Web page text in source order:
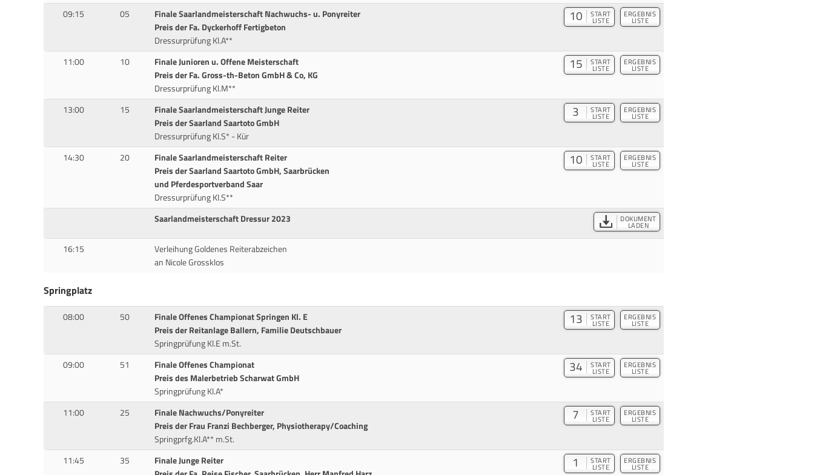
09:15 05
Finale Saarlandmeisterschaft Nachwuchs- u. Ponyreiter
Preis der Fa. Dyckerhoff Fertigbeton
Dressurprüfung Kl.A**
10 START
LISTE
ERGEBNIS
LISTE
11:00 10
Finale Junioren u. Offene Meisterschaft
Preis der Fa. Gross-th-Beton GmbH & Co, KG
Dressurprüfung Kl.M**
15 START
LISTE
ERGEBNIS
LISTE
13:00 15
Finale Saarlandmeisterschaft Junge Reiter
Preis der Saarland Saartoto GmbH
Dressurprüfung Kl.S* - Kür
3 START
LISTE
ERGEBNIS
LISTE
14:30 20
Finale Saarlandmeisterschaft Reiter
Preis der Saarland Saartoto GmbH, Saarbrücken
und Pferdesportverband Saar
Dressurprüfung Kl.S**
10 START
LISTE
ERGEBNIS
LISTE
Saarlandmeisterschaft Dressur 2023 DOKUMENT
LADEN
16:15
Verleihung Goldenes Reiterabzeichen
an Nicole Grossklos
Springplatz
08:00 50
Finale Offenes Championat Springen Kl. E
Preis der Reitanlage Ballern, Familie Deutschbauer
Springprüfung Kl.E m.St.
13 START
LISTE
ERGEBNIS
LISTE
09:00 51
Finale Offenes Championat
Preis des Malerbetrieb Scharwat GmbH
Springprüfung Kl.A*
34 START
LISTE
ERGEBNIS
LISTE
11:00 25
Finale Nachwuchs/Ponyreiter
Preis der Frau Franzi Bechberger, Physiotherapy/Coaching
Springprfg.Kl.A** m.St.
7 START
LISTE
ERGEBNIS
LISTE
11:45 35
Finale Junge Reiter
1 START
LISTE
ERGEBNIS
LISTE